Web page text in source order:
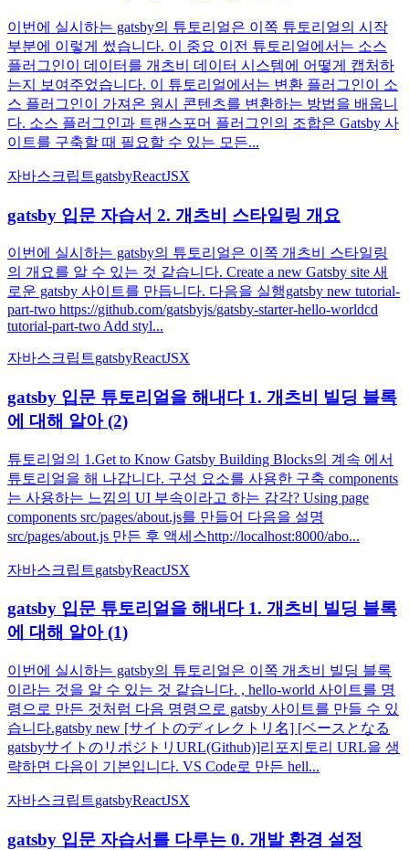
이번에 실시하는 gatsby의 튜토리얼은 이쪽 튜토리얼의 시작
부분에 이렇게 썼습니다. 이 중요 이전 튜토리얼에서는 소스
플러그인이 데이터를 개츠비 데이터 시스템에 어떻게 캡처하
는지 보여주었습니다. 이 튜토리얼에서는 변환 플러그인이 소
스 플러그인이 가져온 원시 콘텐츠를 변환하는 방법을 배웁니
다. 소스 플러그인과 트랜스포머 플러그인의 조합은 Gatsby 사
이트를 구축할 때 필요할 수 있는 모든...
자바스크립트gatsbyReactJSX
gatsby 입문 자습서 2. 개츠비 스타일링 개요
이번에 실시하는 gatsby의 튜토리얼은 이쪽 개츠비 스타일링
의 개요를 알 수 있는 것 같습니다. Create a new Gatsby site 새
로운 gatsby 사이트를 만듭니다. 다음을 실행gatsby new tutorial-
part-two https://github.com/gatsbyjs/gatsby-starter-hello-worldcd
tutorial-part-two Add styl...
자바스크립트gatsbyReactJSX
gatsby 입문 튜토리얼을 해내다 1. 개츠비 빌딩 블록
에 대해 알아 (2)
튜토리얼의 1.Get to Know Gatsby Building Blocks의 계속 에서
튜토리얼을 해 나갑니다. 구성 요소를 사용한 구축 components
는 사용하는 느낌의 UI 부속이라고 하는 감각? Using page
components src/pages/about.js를 만들어 다음을 설명
src/pages/about.js 만든 후 액세스http://localhost:8000/abo...
자바스크립트gatsbyReactJSX
gatsby 입문 튜토리얼을 해내다 1. 개츠비 빌딩 블록
에 대해 알아 (1)
이번에 실시하는 gatsby의 튜토리얼은 이쪽 개츠비 빌딩 블록
이라는 것을 알 수 있는 것 같습니다. , hello-world 사이트를 명
령으로 만든 것처럼 다음 명령으로 gatsby 사이트를 만들 수 있
습니다.gatsby new [サイトのディレクトリ名] [ベースとなる
gatsbyサイトのリポジトリURL(Github)]리포지토리 URL을 생
략하면 다음이 기본입니다. VS Code로 만든 hell...
자바스크립트gatsbyReactJSX
gatsby 입문 자습서를 다루는 0. 개발 환경 설정